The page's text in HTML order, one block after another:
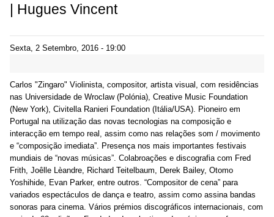
| Hugues Vincent
Sexta, 2 Setembro, 2016 - 19:00
Carlos "Zingaro" Violinista, compositor, artista visual, com residências
nas Universidade de Wroclaw (Polónia), Creative Music Foundation
(New York), Civitella Ranieri Foundation (Itália/USA). Pioneiro em
Portugal na utilização das novas tecnologias na composição e
interacção em tempo real, assim como nas relações som / movimento
e “composição imediata”. Presença nos mais importantes festivais
mundiais de “novas músicas”. Colabroações e discografia com Fred
Frith, Joêlle Lèandre, Richard Teitelbaum, Derek Bailey, Otomo
Yoshihide, Evan Parker, entre outros. “Compositor de cena” para
variados espectáculos de dança e teatro, assim como assina bandas
sonoras para cinema. Vários prémios discográficos internacionais, com